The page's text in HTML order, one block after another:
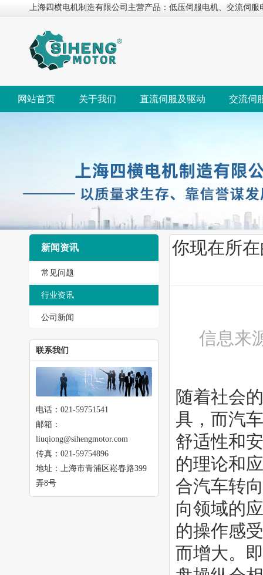
上海四横电机制造有限公司主营产品：低压伺服电机、交流伺
网站首页 关于我们 直流伺服及驱动 交流伺
新闻资讯
常见问题
行业资讯
公司新闻
联系我们
电话：021-59751541
邮箱：
liuqiong@sihengmotor.com
传真：021-59754896
地址：上海市青浦区崧春路399
弄8号
你现在所
信息来
随着社会
具，而汽
舒适性和
的理论和
合汽车转
向领域的
的操作感
而增大。